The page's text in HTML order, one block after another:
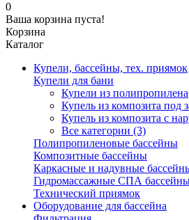
0
Ваша корзина пуста!
Корзина
Каталог
Купели, бассейны, тех. приямок
Купели для бани
Купели из полипропилена
Купель из композита под
Купель из композита с
Все категории (3)
Полипропиленовые бассейны
Композитные бассейны
Каркасные и надувные
Гидромассажные СПА
Технический приямок
Оборудование для бассейна